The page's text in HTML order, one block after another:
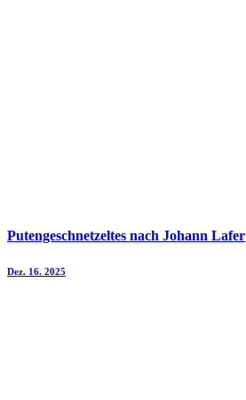
Putengeschnetzeltes nach Johann Lafer
Dez. 16. 2025